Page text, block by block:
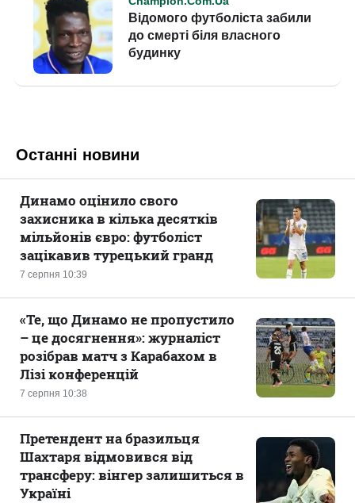
Останні новини
7 серпня 10:39
Динамо оцінило свого
захисника в кілька десятків
мільйонів євро: футболіст
зацікавив турецький гранд
7 серпня 10:38
«Те, що Динамо не пропустило
– це досягнення»: журналіст
розібрав матч з Карабахом в
Лізі конференцій
Претендент на бразильця
Шахтаря відмовився від
трансферу: вінгер залишиться в
Україні